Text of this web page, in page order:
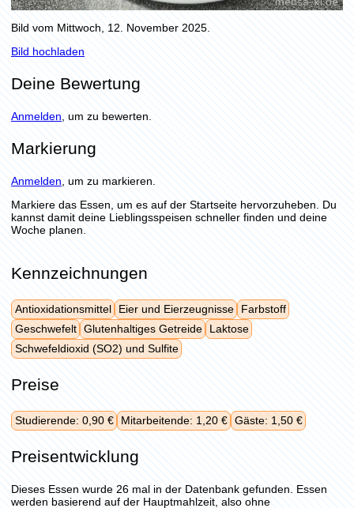
Bild vom Mittwoch, 12. November 2025.
Bild hochladen
Deine Bewertung
Anmelden , um zu bewerten.
Markierung
Anmelden , um zu markieren.
Markiere das Essen, um es auf der Startseite hervorzuheben. Du
kannst damit deine Lieblingsspeisen schneller finden und deine
Woche planen.
Kennzeichnungen
Antioxidationsmittel Eier und Eierzeugnisse
Farbstoff
Geschwefelt Glutenhaltiges Getreide
Laktose
Schwefeldioxid (SO2) und Sulfite
Preise
Studierende: 0,90 € Mitarbeitende: 1,20 € Gäste: 1,50 €
Preisentwicklung
Dieses Essen wurde 26 mal in der Datenbank gefunden. Essen
werden basierend auf der Hauptmahlzeit, also ohne